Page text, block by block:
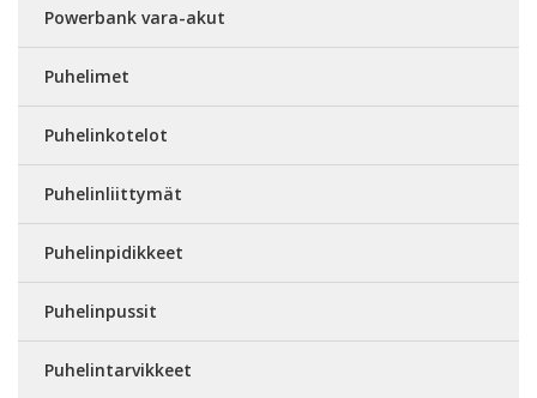
Powerbank vara-akut
Puhelimet
Puhelinkotelot
Puhelinliittymät
Puhelinpidikkeet
Puhelinpussit
Puhelintarvikkeet